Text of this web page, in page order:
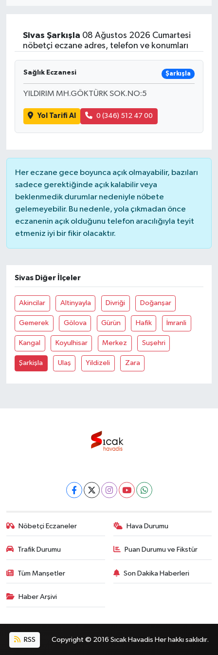
Sivas Şarkışla 08 Ağustos 2026 Cumartesi
nöbetçi eczane adres, telefon ve konumları
Sağlık Eczanesi Şarkışla
YILDIRIM MH.GÖKTÜRK SOK.NO:5
Yol Tarifi Al 0 (346) 512 47 00
Her eczane gece boyunca açık olmayabilir, bazıları
sadece gerektiğinde açık kalabilir veya
beklenmedik durumlar nedeniyle nöbete
gelemeyebilir. Bu nedenle, yola çıkmadan önce
eczanenin açık olduğunu telefon aracılığıyla teyit
etmeniz iyi bir fikir olacaktır.
Sivas Diğer İlçeler
Akincilar Altinyayla Divriği Doğanşar
Gemerek Gölova Gürün Hafik İmranli
Kangal Koyulhisar Merkez Suşehri
Şarkişla Ulaş Yildizeli Zara
Nöbetçi Eczaneler Hava Durumu
Trafik Durumu Puan Durumu ve Fikstür
Tüm Manşetler Son Dakika Haberleri
Haber Arşivi
RSS Copyright © 2016 Sıcak Havadis Her hakkı saklıdır.
Sağlık
Magazin
Gündem
Bilim